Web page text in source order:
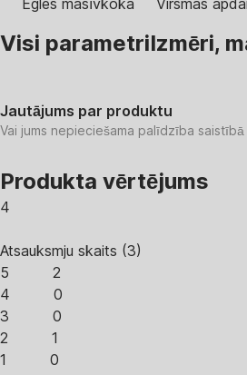
Egles masīvkoka
Virsmas
Visi parametriIzmēri,
Jautājums par produktu
Vai jums nepieciešama palīdzība
Produkta vērtējums
4
Atsauksmju skaits (3)
5
2
4
0
3
0
2
1
1
0